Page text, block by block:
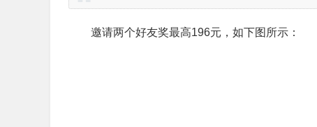
邀请两个好友奖最高196元，如下图所示：